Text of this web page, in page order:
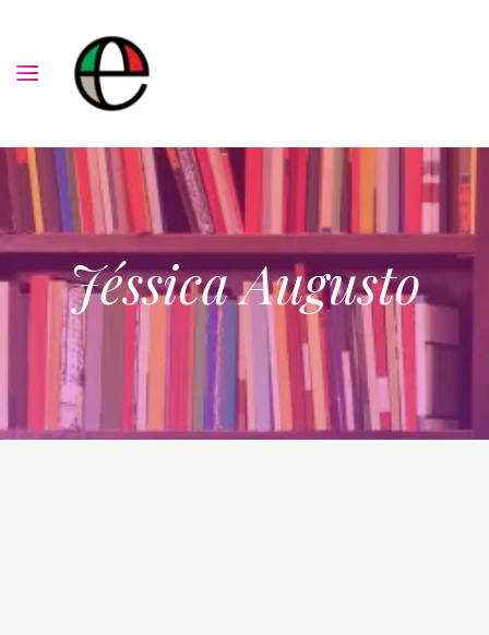
Jéssica Augusto